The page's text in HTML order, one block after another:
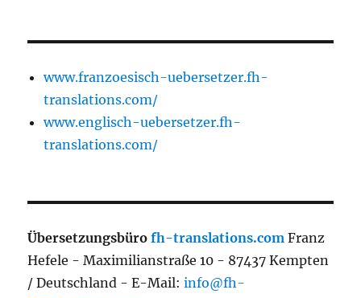
www.franzoesisch-uebersetzer.fh-
translations.com/
www.englisch-uebersetzer.fh-
translations.com/
Übersetzungsbürofh-translations.com Franz
Hefele - Maximilianstraße 10 - 87437 Kempten
/ Deutschland - E-Mail:info@fh-